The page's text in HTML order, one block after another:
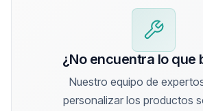
¿No encuentra lo que
Nuestro equipo de
personalizar los productos